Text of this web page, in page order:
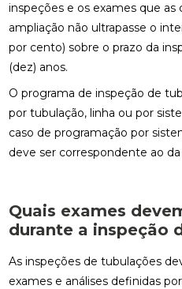
inspeções e os exames que
ampliação não ultrapasse o
por cento) sobre o prazo da
(dez) anos.
O programa de inspeção de
por tubulação, linha ou por
caso de programação por
deve ser correspondente ao
Quais exames
durante a inspeção
As inspeções de tubulações
exames e análises definidas